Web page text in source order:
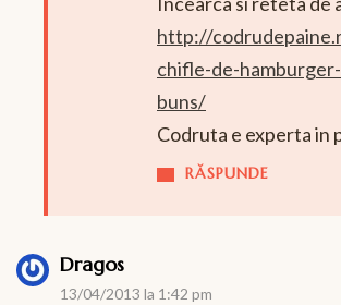
RĂSPUNDE
http://
chifle-de-
buns/
Codruta e experta in
Dragos
13/04/2013 la 1:42 pm